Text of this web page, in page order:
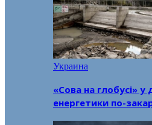
Украина
«Сова на глобусі» у
енергетики по-